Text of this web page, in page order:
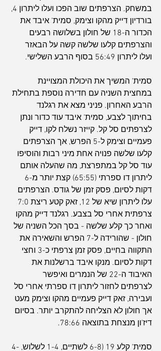
במשחק. הצרפתים שוב הפכו ועלו ליתרון 4,
בורדיון דייק מהקו וצימק, סמית' איבד את
הכדור ה-18 של חולון בשלושה רבעים
והצרפתים קלעו שלשה קשה על הבאזר
ועלו ליתרון 56:49 בסוף הרבע השלישי.
סמית' המשיך את היכולת המצויינת
במחצית השניה עם חדירה נוספת בתחילת
הרבע האחרון. פניני מצא את רגלנד
בחיתוך לצבע, סמית' איבד עוד כדור ונתן
לצרפתים סל קל. קייזר נשלח לקו, דייק
פעמיים וצימק ל-5 הפרש, אך הצרפתים
קלעו שלשה פנויה אחת מיני רבות והוסיפו
עוד סל קל במתפרצת, מה שהעלה אותם
דקות לסיום, פסק זמן של גודס. הצרפתים
צרפתית אחרי סל בצבע. רגלנד דייק מהקו
ואחר כך קלע שלשה - בסך הכל השניה של
חולון - שהורידה ל-7 הפרש והשאירה את
התקווה בחיים, פסק זמן צרפתי כ-3 וחצי
דקות לסיום. מנקו איבד ברשלנות את
האיבוד ה-22 של הנמרים ואיפשר
לצרפתים לחזור ליתרון דו ספרתי אחרי סל
ועבירה, זאק דייק פעמיים מהקו וצימק מעט
אך חולון לא הצליחה להתקרב יותר. בסיום
דיז'ון מנצחת בתוצאה 78:66.
סמית' קלע 19 (6-8 לשתיים, 1-4 לשלוש, 4-